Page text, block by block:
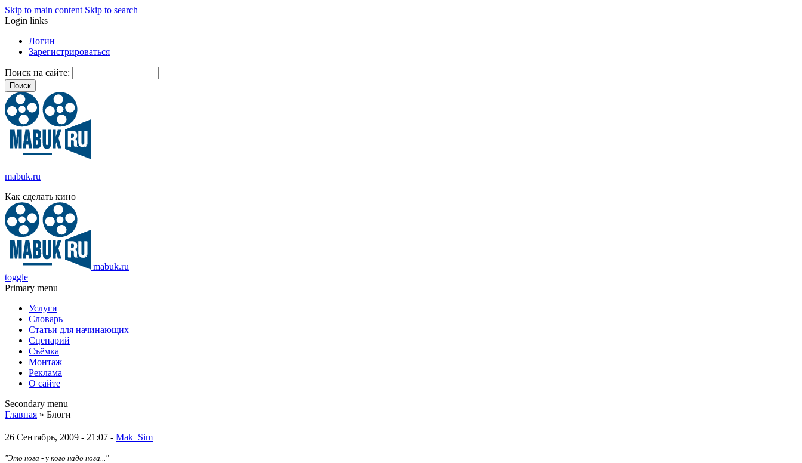
Skip to main content Skip to search
Login links
Логин
Зарегистрироваться
Поиск на сайте:
mabuk.ru
Как сделать кино
mabuk.ru
toggle
Primary menu
Услуги
Словарь
Статьи для начинающих
Сценарий
Съёмка
Монтаж
Реклама
О сайте
Secondary menu
Главная » Блоги
26 Сентябрь, 2009 - 21:07 - Mak_Sim
"Это нога - у кого надо нога..."